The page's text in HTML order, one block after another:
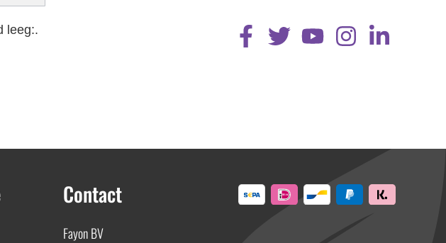
leeg:.
Contact
Fayon BV